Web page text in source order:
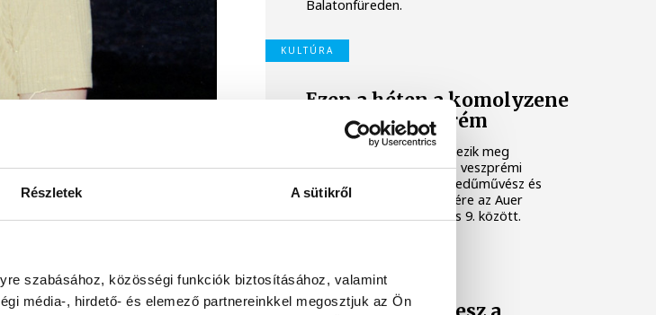
Részletek A sütikről
szabásához, közösségi funkciók biztosításához, valamint
média-, hirdető- és elemező partnereinkkel megosztjuk az Ön
gyökerekhez
Balatonfüreden.
KULTÚRA
Ezen a héten a komolyzene
fővárosa Veszprém
Idén 12. alkalommal rendezik meg
Veszprémben a világhírű, veszprémi
születésű Auer Lipót hegedűművész és
zenepedagógus tiszteletére az Auer
Fesztivált, augusztus 3. és 9. között.